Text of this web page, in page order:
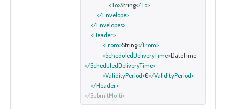
<To>String</To>
</Envelope>
</Envelopes>
<Header>
<From>String</From>
<ScheduledDeliveryTime>DateTime
</ScheduledDeliveryTime>
<ValidityPeriod>0</ValidityPeriod>
</Header>
</SubmitMulti>